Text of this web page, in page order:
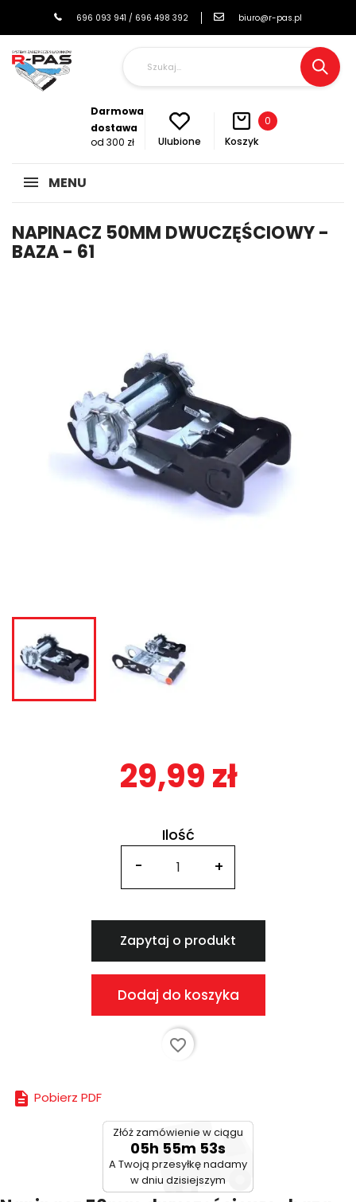
696 093 941 / 696 498 392 biuro@r-pas.pl
Darmowa
dostawa
od 300 zł
Ulubione Koszyk
0
MENU
NAPINACZ 50MM DWUCZĘŚCIOWY -
BAZA - 61
29,99 zł
Ilość
Zapytaj o produkt
Dodaj do koszyka
favorite_border
 Pobierz PDF
Złóż zamówienie w ciągu
05h 55m 53s
A Twoją przesyłkę nadamy
w dniu dzisiejszym